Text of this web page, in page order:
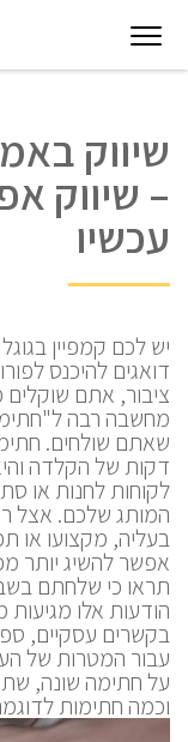
עסקיות
שיווק
– שיווק
עכשיו
יש לכם קמפיין
דואגים להיכנס
ציבור, אתם
מחשבה רבה
שאתם שולחים.
דקות של הקלדה
לקוחות לחנות או
המותג שלכם. אצל
בעליה, מקצועו או
אפשר להשיג יותר
תראו כי שלחתם
הודעות אלו
בקשרים עסקיים,
עבור המטרות של
על חתימה שונה,
וכמה חתימות